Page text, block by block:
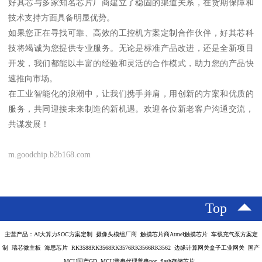
好其芯与多家知名芯片厂商建立了稳固的渠道关系，在货期保障和
技术支持方面具备明显优势。
如果您正在寻找可靠、高效的工控机方案定制合作伙伴，好其芯科
技将竭诚为您提供专业服务。无论是标准产品改进，还是全新项目
开发，我们都能以丰富的经验和灵活的合作模式，助力您的产品快
速推向市场。
在工业智能化的浪潮中，让我们携手并肩，用创新的方案和优质的
服务，共同迎接未来制造的新机遇。欢迎各位新老客户沟通交流，
共谋发展！
m.goodchip.b2b168.com
Top
主营产品：AI大算力SOC方案定制 摄像头模组厂商 触摸芯片商Atmel触摸芯片 车载充气泵方案定
制 瑞芯微主板 海思芯片 RK3588RK3568RK3576RK3566RK3562 边缘计算网关盒子工业网关 国产